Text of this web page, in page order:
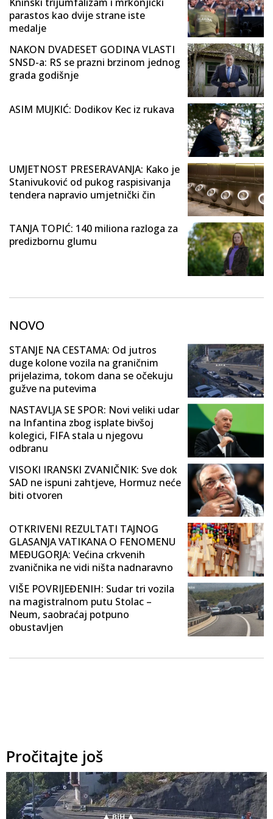
parastos kao dvije strane iste
medalje
NAKON DVADESET GODINA VLASTI
SNSD-a: RS se prazni brzinom jednog
grada godišnje
ASIM MUJKIĆ: Dodikov Kec iz rukava
UMJETNOST PRESERAVANJA: Kako je
Stanivuković od pukog raspisivanja
tendera napravio umjetnički čin
TANJA TOPIĆ: 140 miliona razloga za
predizbornu glumu
NOVO
STANJE NA CESTAMA: Od jutros
duge kolone vozila na graničnim
prijelazima, tokom dana se očekuju
gužve na putevima
NASTAVLJA SE SPOR: Novi veliki udar
na Infantina zbog isplate bivšoj
kolegici, FIFA stala u njegovu
odbranu
VISOKI IRANSKI ZVANIČNIK: Sve dok
SAD ne ispuni zahtjeve, Hormuz neće
biti otvoren
OTKRIVENI REZULTATI TAJNOG
GLASANJA VATIKANA O FENOMENU
MEĐUGORJA: Većina crkvenih
zvaničnika ne vidi ništa nadnaravno
VIŠE POVRIJEĐENIH: Sudar tri vozila
na magistralnom putu Stolac –
Neum, saobraćaj potpuno
obustavljen
Pročitajte još